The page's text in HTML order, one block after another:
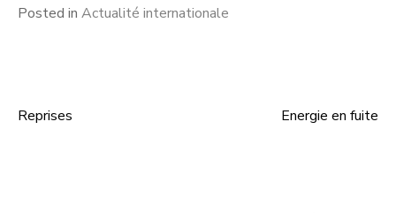
Posted in Actualité internationale
Post
Reprises Energie en fuite